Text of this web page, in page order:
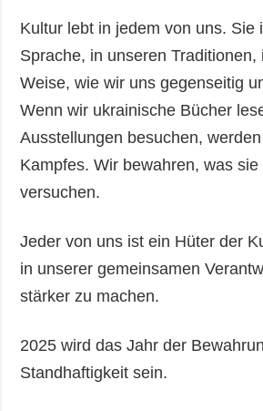
Kultur lebt in jedem von uns. Sie
Sprache, in unseren Traditionen,
Weise, wie wir uns gegenseitig
Wenn wir ukrainische Bücher
Ausstellungen besuchen,
Kampfes. Wir bewahren, was
versuchen.
Jeder von uns ist ein Hüter der
in unserer gemeinsamen
stärker zu machen.
2025 wird das Jahr der
Standhaftigkeit sein.